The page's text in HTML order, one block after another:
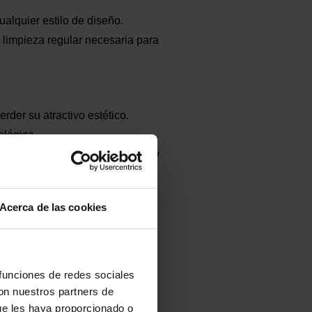
Acerca de las cookies
de redes sociales
nuestros partners de
les haya proporcionado o
estilo de diseño.
regular necesaria para
su atractivo estético.
de superficies únicas y
y paredes hasta muebles